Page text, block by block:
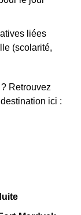
liées
(scolarité,
Retrouvez
ici :